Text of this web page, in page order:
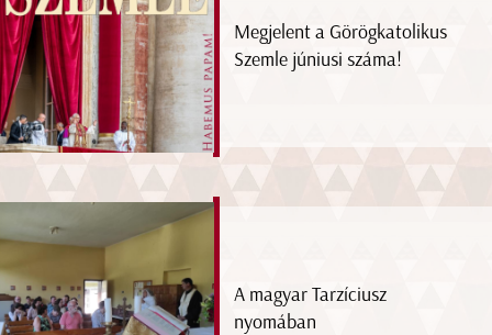
Megjelent a Görögkatolikus
Szemle júniusi száma!
A magyar Tarzíciusz
nyomában